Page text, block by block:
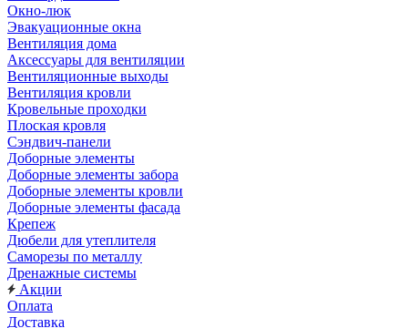
Окно-люк
Эвакуационные окна
Вентиляция дома
Аксессуары для вентиляции
Вентиляционные выходы
Вентиляция кровли
Кровельные проходки
Плоская кровля
Сэндвич-панели
Доборные элементы
Доборные элементы забора
Доборные элементы кровли
Доборные элементы фасада
Крепеж
Дюбели для утеплителя
Саморезы по металлу
Дренажные системы
Акции
Оплата
Доставка